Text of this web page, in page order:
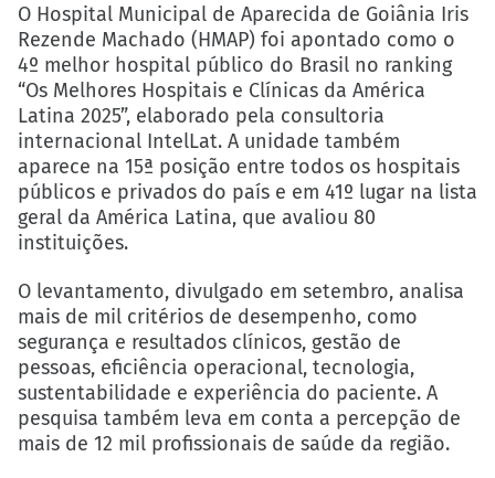
O Hospital Municipal de Aparecida de Goiânia Iris
Rezende Machado (HMAP) foi apontado como o
4º melhor hospital público do Brasil no ranking
“Os Melhores Hospitais e Clínicas da América
Latina 2025”, elaborado pela consultoria
internacional IntelLat. A unidade também
aparece na 15ª posição entre todos os hospitais
públicos e privados do país e em 41º lugar na lista
geral da América Latina, que avaliou 80
instituições.
O levantamento, divulgado em setembro, analisa
mais de mil critérios de desempenho, como
segurança e resultados clínicos, gestão de
pessoas, eficiência operacional, tecnologia,
sustentabilidade e experiência do paciente. A
pesquisa também leva em conta a percepção de
mais de 12 mil profissionais de saúde da região.